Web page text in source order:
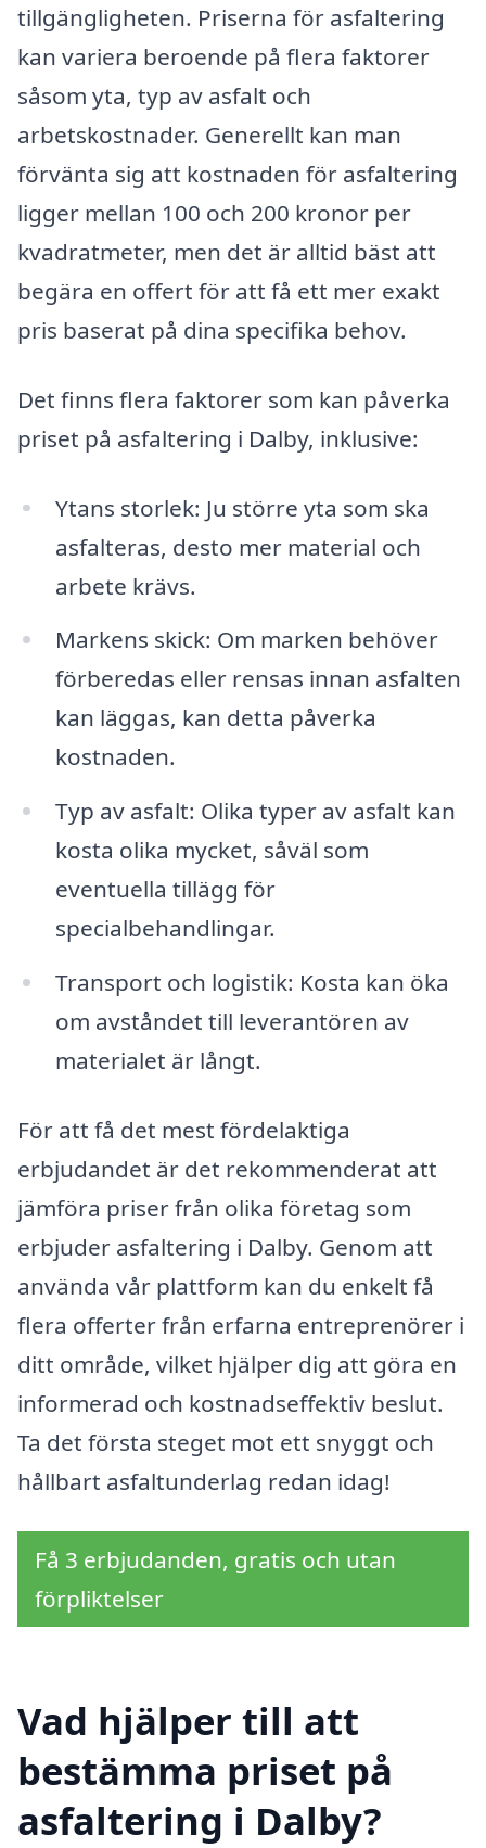
tillgängligheten. Priserna för asfaltering
kan variera beroende på flera faktorer
såsom yta, typ av asfalt och
arbetskostnader. Generellt kan man
förvänta sig att kostnaden för asfaltering
ligger mellan 100 och 200 kronor per
kvadratmeter, men det är alltid bäst att
begära en offert för att få ett mer exakt
pris baserat på dina specifika behov.
Det finns flera faktorer som kan påverka
priset på asfaltering i Dalby, inklusive:
Ytans storlek: Ju större yta som ska
asfalteras, desto mer material och
arbete krävs.
Markens skick: Om marken behöver
förberedas eller rensas innan asfalten
kan läggas, kan detta påverka
kostnaden.
Typ av asfalt: Olika typer av asfalt kan
kosta olika mycket, såväl som
eventuella tillägg för
specialbehandlingar.
Transport och logistik: Kosta kan öka
om avståndet till leverantören av
materialet är långt.
För att få det mest fördelaktiga
erbjudandet är det rekommenderat att
jämföra priser från olika företag som
erbjuder asfaltering i Dalby. Genom att
använda vår plattform kan du enkelt få
flera offerter från erfarna entreprenörer i
ditt område, vilket hjälper dig att göra en
informerad och kostnadseffektiv beslut.
Ta det första steget mot ett snyggt och
hållbart asfaltunderlag redan idag!
Få 3 erbjudanden, gratis och utan
förpliktelser
Vad hjälper till att
bestämma priset på
asfaltering i Dalby?